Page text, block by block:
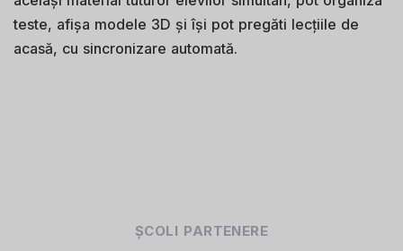
teste, afișa modele 3D și își pot pregăti lecțiile de
acasă, cu sincronizare automată.
ȘCOLI PARTENERE